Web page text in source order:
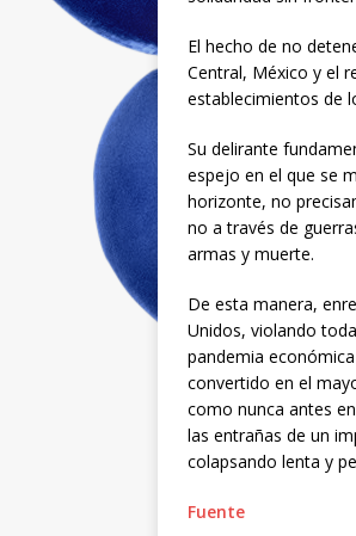
El hecho de no
Central, México y el
establecimientos de
Su delirante
espejo en el que se
horizonte, no
no a través de
armas y muerte.
De esta manera,
Unidos, violando
pandemia
convertido en el
como nunca antes
las entrañas de un
colapsando lenta y
Fuente